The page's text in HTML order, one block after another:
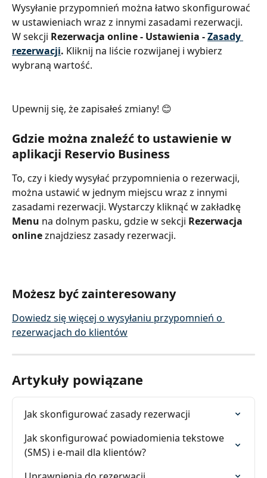
Wysyłanie przypomnień można łatwo skonfigurować
w ustawieniach wraz z innymi zasadami rezerwacji.
W sekcji Rezerwacja online - Ustawienia - Zasady
rezerwacji. Kliknij na liście rozwijanej i wybierz
wybraną wartość.
Upewnij się, że zapisałeś zmiany! 😊
Gdzie można znaleźć to ustawienie w
aplikacji Reservio Business
To, czy i kiedy wysyłać przypomnienia o rezerwacji,
można ustawić w jednym miejscu wraz z innymi
zasadami rezerwacji. Wystarczy kliknąć w zakładkę
Menu na dolnym pasku, gdzie w sekcji Rezerwacja
online znajdziesz zasady rezerwacji.
Możesz być zainteresowany
Dowiedz się więcej o wysyłaniu przypomnień o
rezerwacjach do klientów
Artykuły powiązane
Jak skonfigurować zasady rezerwacji
Jak skonfigurować powiadomienia tekstowe
(SMS) i e-mail dla klientów?